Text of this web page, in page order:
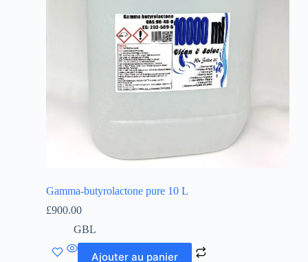
Gamma-butyrolactone pure 10 L
£900.00
GBL
Ajouter au panier